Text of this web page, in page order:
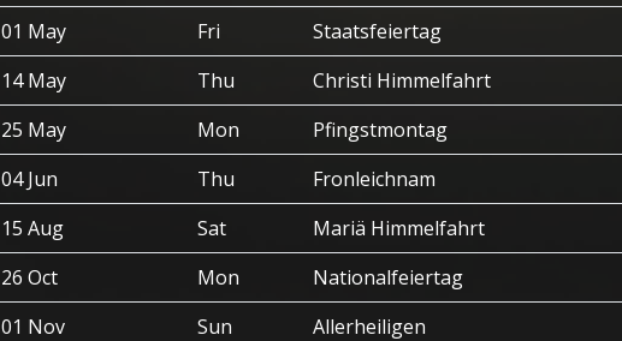
01 May
Fri
Staatsfeiertag
14 May
Thu
Christi Himmelfahrt
25 May
Mon
Pfingstmontag
04 Jun
Thu
Fronleichnam
15 Aug
Sat
Mariä Himmelfahrt
26 Oct
Mon
Nationalfeiertag
01 Nov
Sun
Allerheiligen